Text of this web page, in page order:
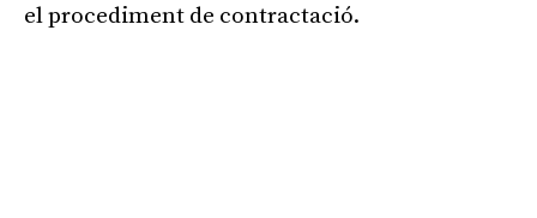
el procediment de contractació.